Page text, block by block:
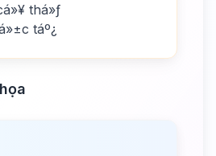
thá»ƒ
táº¿